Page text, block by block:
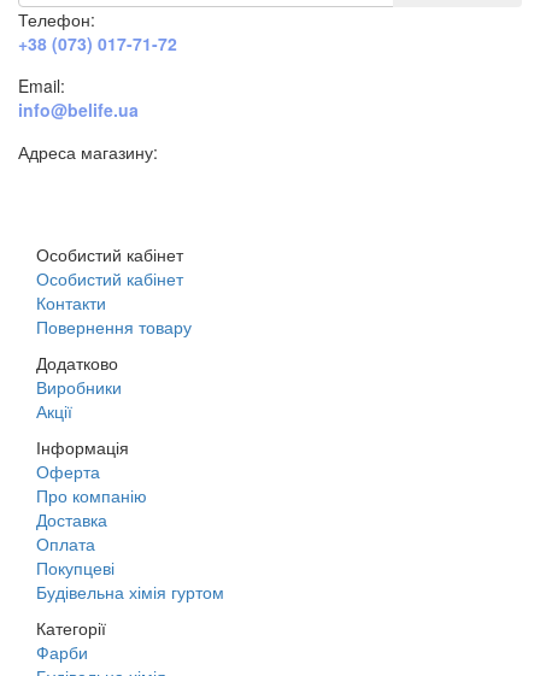
Телефон:
+38 (073) 017-71-72
Email:
info@belife.ua
Адреса магазину:
Особистий кабінет
Особистий кабінет
Контакти
Повернення товару
Додатково
Виробники
Акції
Інформація
Оферта
Про компанію
Доставка
Оплата
Покупцеві
Будівельна хімія гуртом
Категорії
Фарби